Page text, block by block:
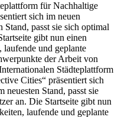
für Nachhaltige
sich im neuen
Stand, passt sie sich optimal
gibt nun einen
und geplante
der Arbeit von
Städteplattform
Cities“ präsentiert sich
neuesten Stand, passt sie
an. Die Startseite gibt nun
laufende und geplante